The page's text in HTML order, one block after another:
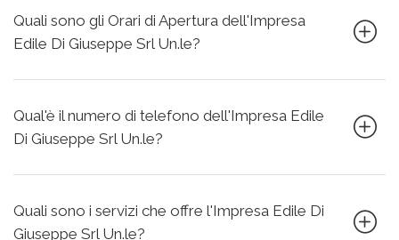
Quali sono gli Orari di Apertura dell'Impresa
Edile Di Giuseppe Srl Un.le?
Qual'è il numero di telefono dell'Impresa Edile
Di Giuseppe Srl Un.le?
Quali sono i servizi che offre l'Impresa Edile Di
Giuseppe Srl Un.le?